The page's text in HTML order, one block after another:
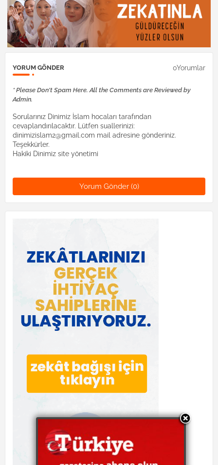
YORUM GÖNDER 0Yorumlar
* Please Don't Spam Here. All the Comments are Reviewed by
Admin.
Sorularınız Dinimiz İslam hocaları tarafından
cevaplandırılacaktır. Lütfen suallerinizi:
dinimizislam2@gmail.com mail adresine gönderiniz.
Teşekkürler.
Hakiki Dinimiz site yönetimi
Yorum Gönder (0)